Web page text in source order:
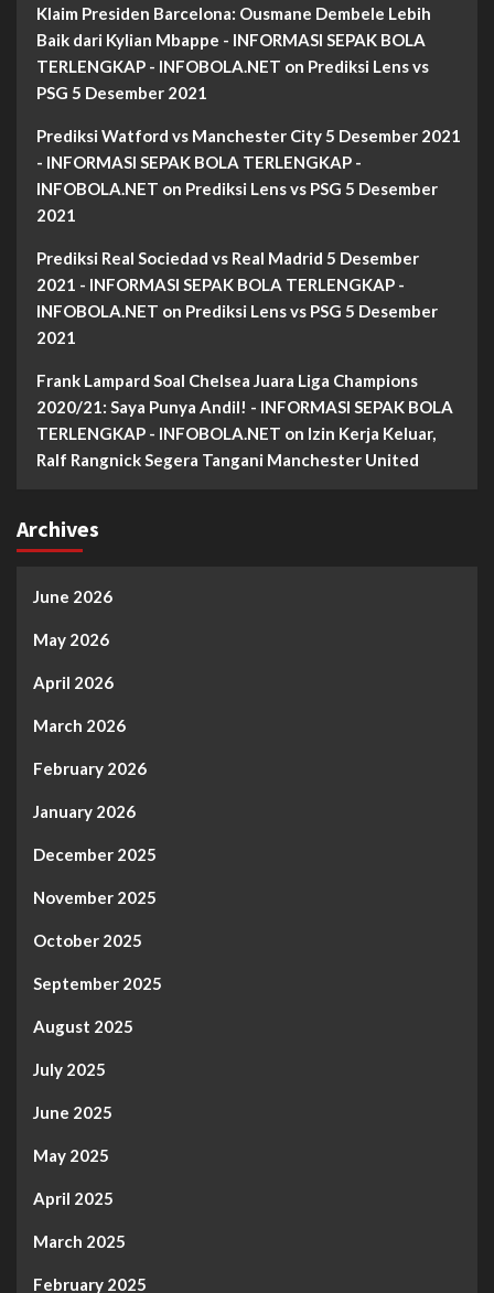
Klaim Presiden Barcelona: Ousmane Dembele Lebih
Baik dari Kylian Mbappe - INFORMASI SEPAK BOLA
TERLENGKAP - INFOBOLA.NET on Prediksi Lens vs
PSG 5 Desember 2021
Prediksi Watford vs Manchester City 5 Desember 2021
- INFORMASI SEPAK BOLA TERLENGKAP -
INFOBOLA.NET on Prediksi Lens vs PSG 5 Desember
2021
Prediksi Real Sociedad vs Real Madrid 5 Desember
2021 - INFORMASI SEPAK BOLA TERLENGKAP -
INFOBOLA.NET on Prediksi Lens vs PSG 5 Desember
2021
Frank Lampard Soal Chelsea Juara Liga Champions
2020/21: Saya Punya Andil! - INFORMASI SEPAK BOLA
TERLENGKAP - INFOBOLA.NET on Izin Kerja Keluar,
Ralf Rangnick Segera Tangani Manchester United
Archives
June 2026
May 2026
April 2026
March 2026
February 2026
January 2026
December 2025
November 2025
October 2025
September 2025
August 2025
July 2025
June 2025
May 2025
April 2025
March 2025
February 2025